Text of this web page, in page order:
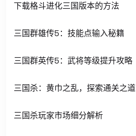
下载格斗进化三国版本的方法
三国群雄传5：技能点输入秘籍
三国群英传5：武将等级提升攻略
三国杀：黄巾之乱，探索通关之道
三国杀玩家市场细分解析